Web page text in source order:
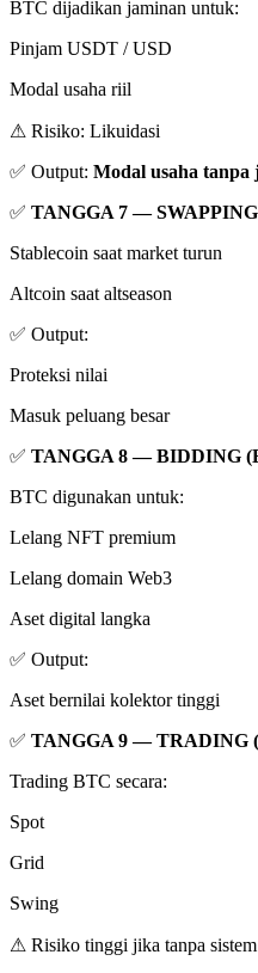
BTC dijadikan jaminan untuk:
Pinjam USDT / USD
Modal usaha riil
⚠ Risiko: Likuidasi
✅ Output: Modal usaha tanpa
✅ TANGGA 7 —
Stablecoin saat market turun
Altcoin saat altseason
✅ Output:
Proteksi nilai
Masuk peluang besar
✅ TANGGA 8 — BIDDING
BTC digunakan untuk:
Lelang NFT premium
Lelang domain Web3
Aset digital langka
✅ Output:
Aset bernilai kolektor tinggi
✅ TANGGA 9 — TRADING
Trading BTC secara:
Spot
Grid
Swing
⚠ Risiko tinggi jika tanpa sistem